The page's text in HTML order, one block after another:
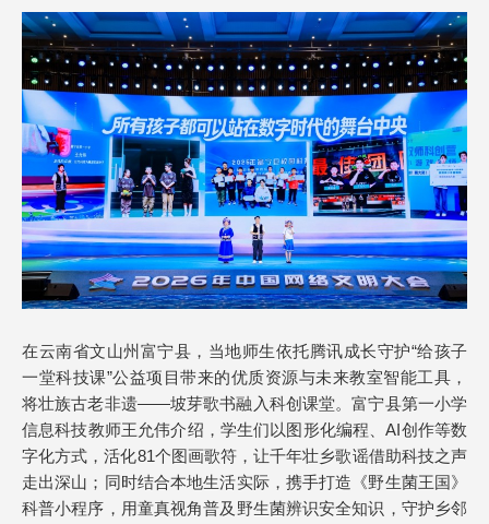
在云南省文山州富宁县，当地师生依托腾讯成长守护“给孩子
一堂科技课”公益项目带来的优质资源与未来教室智能工具，
将壮族古老非遗——坡芽歌书融入科创课堂。富宁县第一小学
信息科技教师王允伟介绍，学生们以图形化编程、AI创作等数
字化方式，活化81个图画歌符，让千年壮乡歌谣借助科技之声
走出深山；同时结合本地生活实际，携手打造《野生菌王国》
科普小程序，用童真视角普及野生菌辨识安全知识，守护乡邻